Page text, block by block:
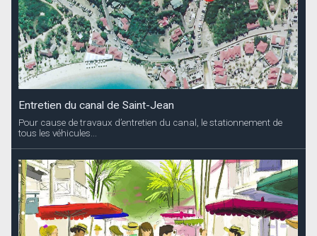
Entretien du canal de Saint-Jean
Pour cause de travaux d’entretien du canal, le stationnement de
tous les véhicules...